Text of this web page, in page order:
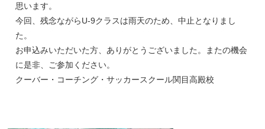
思います。
今回、残念ながらU-9クラスは雨天のため、中止となりまし
た。
お申込みいただいた方、ありがとうございました。またの機会
に是非、ご参加ください。
クーバー・コーチング・サッカースクール関目高殿校